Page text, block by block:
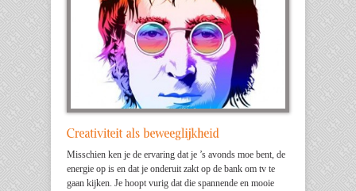
Misschien ken je de ervaring dat je ’s avonds moe bent, de
energie op is en dat je onderuit zakt op de bank om tv te
gaan kijken. Je hoopt vurig dat die spannende en mooie